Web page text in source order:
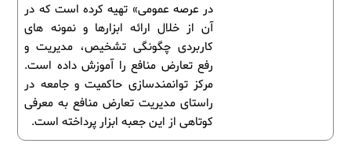
در عرصه عمومی» تهیه کرده است که در
آن از خلال ارائه ابزارها و نمونه ­های
کاربردی چگونگی تشخیص، مدیریت و
رفع تعارض منافع را آموزش داده است.
مرکز توانمندسازی حاکمیت و جامعه در
راستای مدیریت تعارض منافع به معرفی
کوتاهی از این جعبه ابزار پرداخته است.